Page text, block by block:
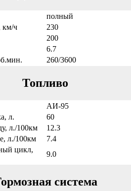
полный
км/ч
230
200
6.7
260/3600
Топливо
АИ-95
л.
60
л./100км
12.3
л./100км
7.4
цикл,
9.0
система